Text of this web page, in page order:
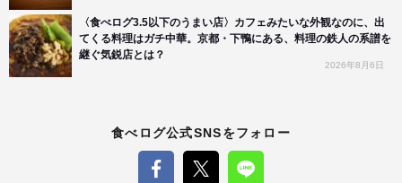
〈食べログ3.5以下のうまい店〉カフェみたいな外観なのに、出
てくる料理はガチ中華。京都・下鴨にある、料理の鉄人の系譜を
継ぐ気鋭店とは？
2026年8月6日
食べログ公式SNSをフォロー